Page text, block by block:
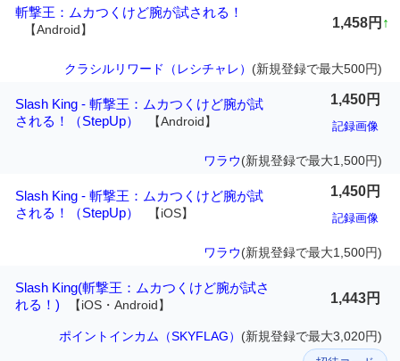
斬撃王：ムカつくけど腕が試される！
【Android】 1,458円 ↑
クラシルリワード（レシチャレ） (新規登録で最大500円)
Slash King - 斬撃王：ムカつくけど腕が試
される！（StepUp）
【Android】
1,450円
記録画像
ワラウ(新規登録で最大1,500円)
Slash King - 斬撃王：ムカつくけど腕が試
される！（StepUp）
【iOS】
1,450円
記録画像
ワラウ(新規登録で最大1,500円)
Slash King(斬撃王：ムカつくけど腕が試さ
れる！)
【iOS・Android】 1,443円
ポイントインカム（SKYFLAG） (新規登録で最大3,020円)